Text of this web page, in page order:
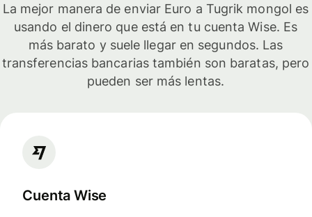
La mejor manera de enviar Euro a Tugrik mongol es
usando el dinero que está en tu cuenta Wise. Es
más barato y suele llegar en segundos. Las
transferencias bancarias también son baratas, pero
pueden ser más lentas.
Cuenta Wise